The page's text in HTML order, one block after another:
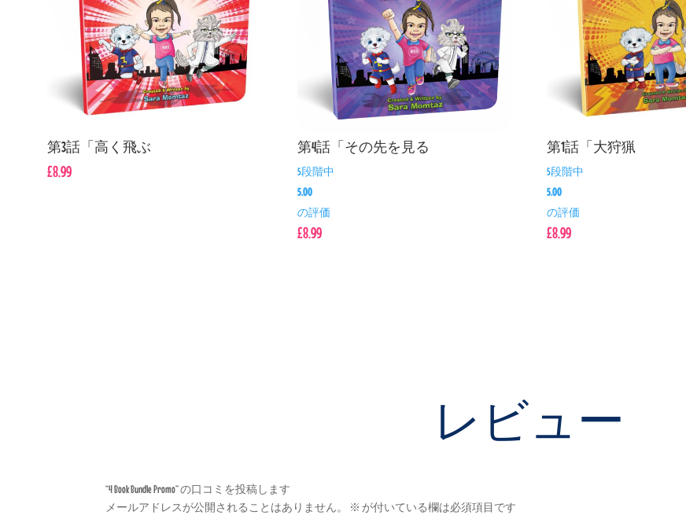
第3話「高く飛ぶ
£8.99
第4話「その先を見る
5段階中
5.00
の評価
£8.99
第1話「大狩猟
5段階中
5.00
の評価
£8.99
レビュー
“4 Book Bundle Promo” の口コミを投稿します
メールアドレスが公開されることはありません。
※ が付いている欄は必須項目です